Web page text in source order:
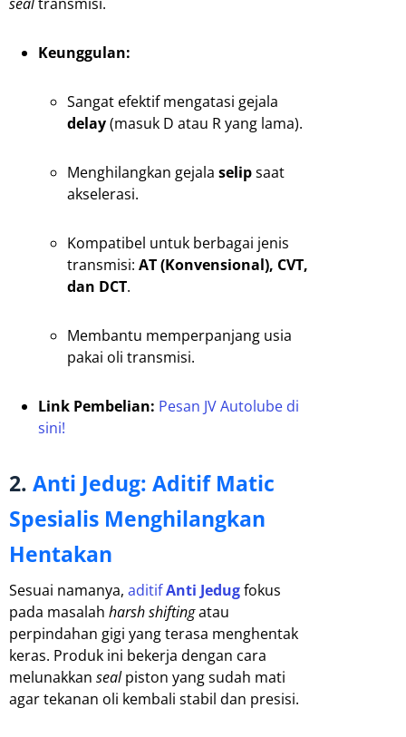
Keunggulan:
Sangat efektif mengatasi gejala
delay(masuk D atau R yang lama).
Menghilangkan gejala selipsaat
akselerasi.
Kompatibel untuk berbagai jenis
transmisi: AT (Konvensional), CVT,
dan DCT.
Membantu memperpanjang usia
pakai oli transmisi.
Link Pembelian: Pesan JV Autolube di
sini!
2. Anti Jedug: Aditif Matic
Spesialis Menghilangkan
Hentakan
Sesuai namanya, aditifAnti Jedugfokus
pada masalah harsh shiftingatau
perpindahan gigi yang terasa menghentak
keras. Produk ini bekerja dengan cara
melunakkan sealpiston yang sudah mati
agar tekanan oli kembali stabil dan presisi.